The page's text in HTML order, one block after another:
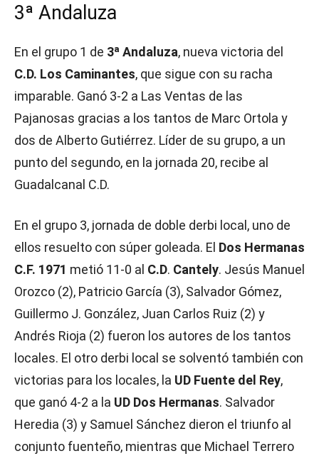
3ª Andaluza
En el grupo 1 de 3ª Andaluza, nueva victoria del
C.D. Los Caminantes, que sigue con su racha
imparable. Ganó 3-2 a Las Ventas de las
Pajanosas gracias a los tantos de Marc Ortola y
dos de Alberto Gutiérrez. Líder de su grupo, a un
punto del segundo, en la jornada 20, recibe al
Guadalcanal C.D.
En el grupo 3, jornada de doble derbi local, uno de
ellos resuelto con súper goleada. El Dos Hermanas
C.F. 1971 metió 11-0 al C.D. Cantely. Jesús Manuel
Orozco (2), Patricio García (3), Salvador Gómez,
Guillermo J. González, Juan Carlos Ruiz (2) y
Andrés Rioja (2) fueron los autores de los tantos
locales. El otro derbi local se solventó también con
victorias para los locales, la UD Fuente del Rey,
que ganó 4-2 a la UD Dos Hermanas. Salvador
Heredia (3) y Samuel Sánchez dieron el triunfo al
conjunto fuenteño, mientras que Michael Terrero